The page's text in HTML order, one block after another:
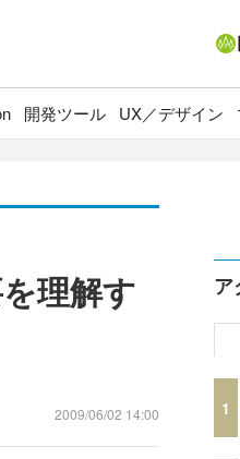
開発ツール UX／デザイン
理解す
2009/06/02 14:00
ア
1